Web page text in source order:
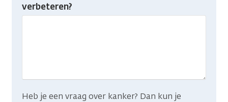
gevonden
verbeteren?
Heb je een vraag over kanker? Dan kun je